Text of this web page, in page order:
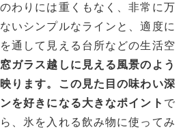
わりには重くもなく、非常に万
いシンプルなラインと、適度に
通して見える台所などの生活空
ガラス越しに見える風景のよう
ります。この見た目の味わい深
を好きになる大きなポイント で
、氷を入れる飲み物に使ってみ